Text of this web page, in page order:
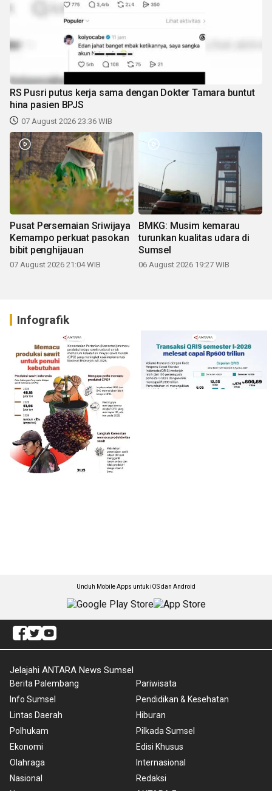
RS Pusri putus kerja sama dengan Dokter Tamara buntut
hina pasien BPJS
07 August 2026 23:36 WIB
Pusat Persemaian Sriwijaya
Kemampo perkuat pasokan
bibit penghijauan
07 August 2026 21:04 WIB
BMKG: Musim kemarau
turunkan kualitas udara di
Sumsel
06 August 2026 19:27 WIB
Infografik
Unduh Mobile Apps untuk iOS dan Android
Jelajahi ANTARA News Sumsel
Berita Palembang
Info Sumsel
Lintas Daerah
Polhukam
Ekonomi
Olahraga
Nasional
Pariwisata
Pendidikan & Kesehatan
Hiburan
Pilkada Sumsel
Edisi Khusus
Internasional
Redaksi